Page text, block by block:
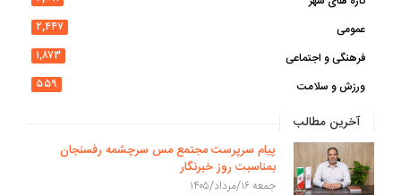
عمومی
۲,۴۴۷
فرهنگی و اجتماعی
۱,۸۷۳
ورزش و سلامت
۵۵۹
آخرین مطالب
پیام سرپرست مجتمع مس سرچشمه رفسنجان
بمناسبت روز خبرنگار
جمعه ۱۶/مرداد/۱۴۰۵